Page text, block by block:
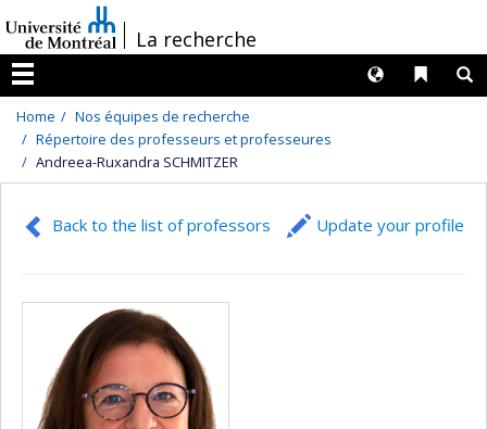
au
contenu
/La recherche
Menu
Liens
Langues
Home
Nos équipes de recherche
Répertoire des professeurs et professeures
Andreea-Ruxandra SCHMITZER
Back to the list of professors Update your profile